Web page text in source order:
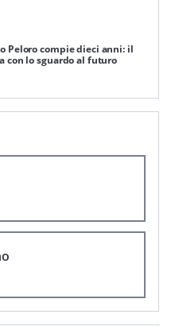
Peloro compie dieci anni: il
con lo sguardo al futuro